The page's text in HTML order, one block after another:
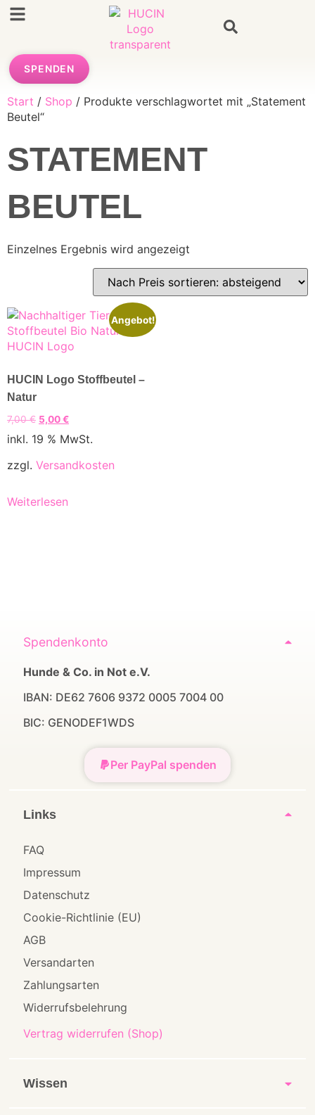
SPENDEN
Start / Shop / Produkte verschlagwortet mit „Statement
Beutel“
STATEMENT
BEUTEL
Einzelnes Ergebnis wird angezeigt
Angebot!
HUCIN Logo Stoffbeutel –
Natur
7,00€ 5,00€
inkl. 19 % MwSt.
zzgl. Versandkosten
Weiterlesen
Per PayPal spenden
Spendenkonto
Hunde & Co. in Not e.V.
IBAN: DE62 7606 9372 0005 7004 00
BIC: GENODEF1WDS
Vertrag widerrufen (Shop)
Links
FAQ
Impressum
Datenschutz
Cookie-Richtlinie (EU)
AGB
Versandarten
Zahlungsarten
Widerrufsbelehrung
Wissen